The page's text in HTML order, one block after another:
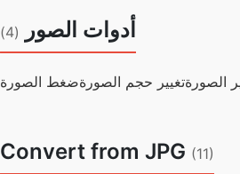
أدوات الصور (4)
ضغط الصورةتغيير حجم الصورةالصورة
Convert from JPG (11)